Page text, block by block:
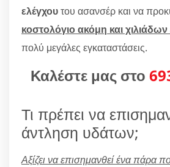
ελέγχουτου ασανσέρ και να
κοστολόγιο ακόμη και
πολύ μεγάλες εγκαταστάσεις.
Καλέστε μας στο
Τι πρέπει να
άντληση υδάτων;
Αξίζει να επισημανθεί ένα πάρα